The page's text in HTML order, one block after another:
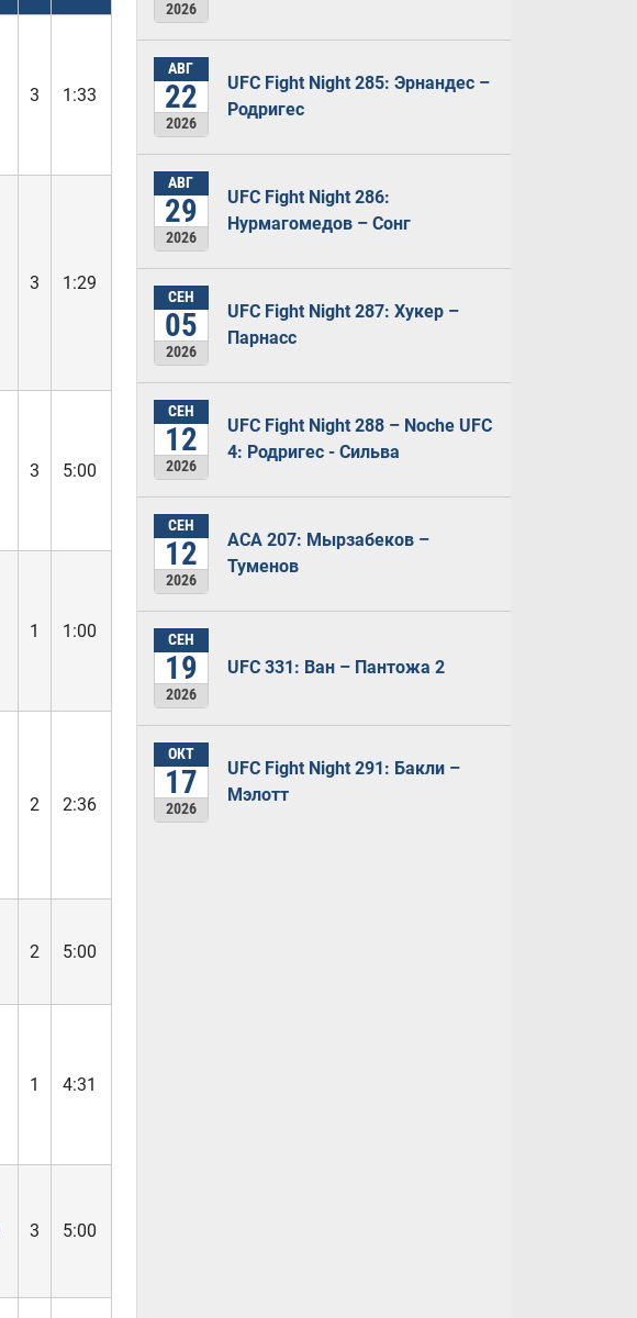
3
1:33
3
1:29
3
5:00
1
1:00
2
2:36
2
5:00
1 4:31
3 5:00
2026
АВГ
22
2026
UFC Fight Night 285: Эрнандес –
Родригес
АВГ
29
2026
UFC Fight Night 286:
Нурмагомедов – Сонг
СЕН
05
2026
UFC Fight Night 287: Хукер –
Парнасс
СЕН
12
2026
UFC Fight Night 288 – Noche UFC
4: Родригес - Сильва
СЕН
12
2026
ACA 207: Мырзабеков –
Туменов
СЕН
19
2026
UFC 331: Ван – Пантожа 2
ОКТ
17
2026
UFC Fight Night 291: Бакли –
Мэлотт